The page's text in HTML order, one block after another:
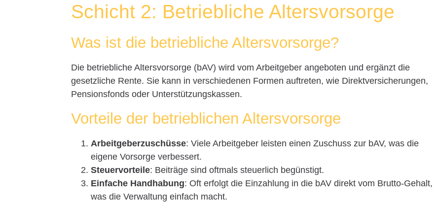
Schicht 2: Betriebliche Altersvorsorge
Was ist die betriebliche Altersvorsorge?
Die betriebliche Altersvorsorge (bAV) wird vom Arbeitgeber angeboten und ergänzt die
gesetzliche Rente. Sie kann in verschiedenen Formen auftreten, wie Direktversicherungen,
Pensionsfonds oder Unterstützungskassen.
Vorteile der betrieblichen Altersvorsorge
Arbeitgeberzuschüsse: Viele Arbeitgeber leisten einen Zuschuss zur bAV, was die
eigene Vorsorge verbessert.
Steuervorteile: Beiträge sind oftmals steuerlich begünstigt.
Einfache Handhabung: Oft erfolgt die Einzahlung in die bAV direkt vom Brutto-Gehalt,
was die Verwaltung einfach macht.